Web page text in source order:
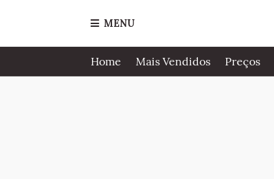
MENU
Home Mais Vendidos Preços